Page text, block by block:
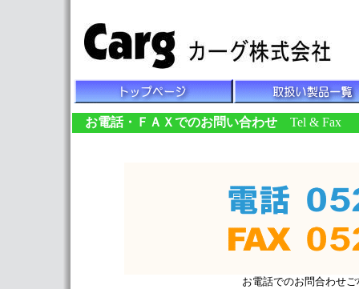
お電話・ＦＡＸでのお問い合わせ Tel & Fax
お電話でのお問合わせ